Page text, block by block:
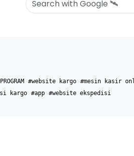
#website kargo #mesin kasir
kargo #app #website ekspedisi